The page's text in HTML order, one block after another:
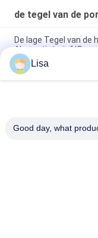
de tegel van de
De lage Tegel van
Absorptietarief/
Grootte van de de
400*800 mm van het
Van de het
Lisa
Good day, what